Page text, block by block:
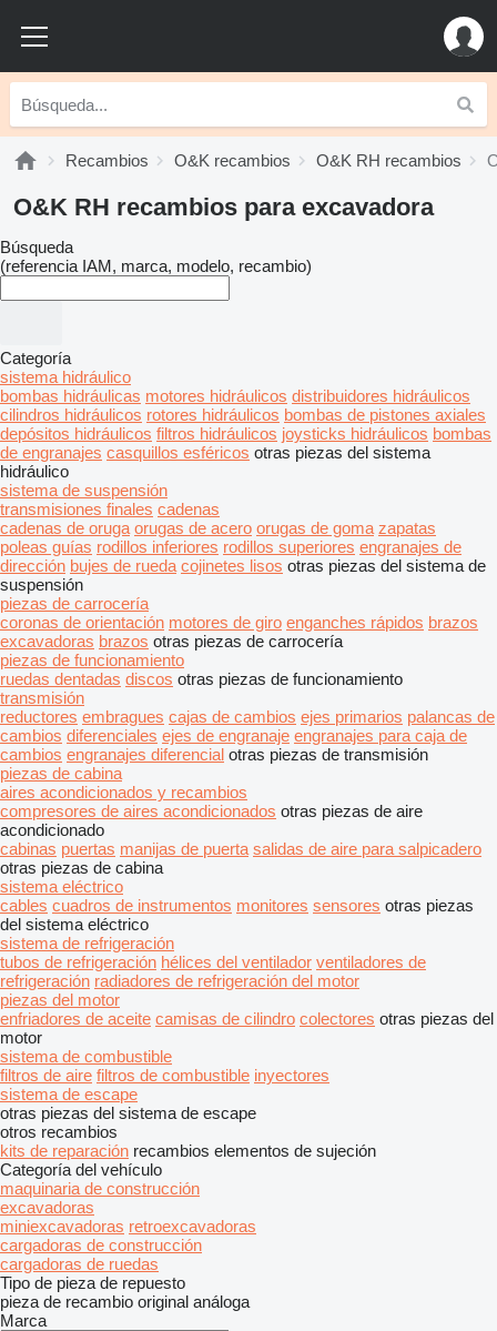
Recambios O&K recambios O&K RH recambios
O&K RH recambios para excavadora
Búsqueda
(referencia IAM, marca, modelo, recambio)
Categoría
sistema hidráulico
bombas hidráulicas motores hidráulicos distribuidores hidráulicos
cilindros hidráulicos rotores hidráulicos bombas de pistones axiales
depósitos hidráulicos filtros hidráulicos joysticks hidráulicos bombas
de engranajes casquillos esféricos otras piezas del sistema
hidráulico
sistema de suspensión
transmisiones finales cadenas
cadenas de oruga orugas de acero orugas de goma zapatas
poleas guías rodillos inferiores rodillos superiores engranajes de
dirección bujes de rueda cojinetes lisos otras piezas del sistema de
suspensión
piezas de carrocería
coronas de orientación motores de giro enganches rápidos brazos
excavadoras brazos otras piezas de carrocería
piezas de funcionamiento
ruedas dentadas discos otras piezas de funcionamiento
transmisión
reductores embragues cajas de cambios ejes primarios palancas de
cambios diferenciales ejes de engranaje engranajes para caja de
cambios engranajes diferencial otras piezas de transmisión
piezas de cabina
aires acondicionados y recambios
compresores de aires acondicionados otras piezas de aire
acondicionado
cabinas puertas manijas de puerta salidas de aire para salpicadero
otras piezas de cabina
sistema eléctrico
cables cuadros de instrumentos monitores sensores otras piezas
del sistema eléctrico
sistema de refrigeración
tubos de refrigeración hélices del ventilador ventiladores de
refrigeración radiadores de refrigeración del motor
piezas del motor
enfriadores de aceite camisas de cilindro colectores otras piezas del
motor
sistema de combustible
filtros de aire filtros de combustible inyectores
sistema de escape
otras piezas del sistema de escape
otros recambios
kits de reparación recambios elementos de sujeción
Categoría del vehículo
maquinaria de construcción
excavadoras
miniexcavadoras retroexcavadoras
cargadoras de construcción
cargadoras de ruedas
Tipo de pieza de repuesto
pieza de recambio original análoga
Marca